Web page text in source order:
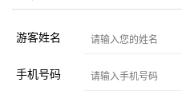
游客姓名
手机号码